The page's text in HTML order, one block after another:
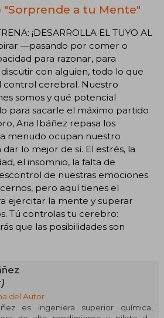
"Sorprende a tu Mente"
¡DESARROLLA EL TUYO AL
—pasando por comer o
para razonar, para
con alguien, todo lo que
control cerebral. Nuestro
somos y qué potencial
para sacarle el máximo partido
Ana Ibáñez repasa los
menudo ocupan nuestro
lo mejor de sí. El estrés, la
el insomnio, la falta de
de nuestras emociones
pero aquí tienes el
ejercitar la mente y superar
Tú controlas tu cerebro:
que las posibilidades son
del Autor
es ingeniera superior química,